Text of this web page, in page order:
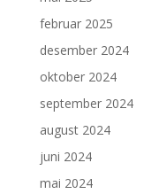
februar 2025
desember 2024
oktober 2024
september 2024
august 2024
juni 2024
mai 2024